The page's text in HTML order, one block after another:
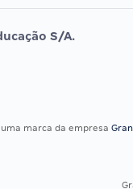
Vunesp
S/A.
uma marca da empresa